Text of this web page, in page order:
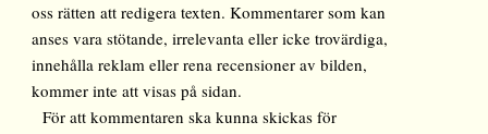
oss rätten att redigera texten. Kommentarer som kan
anses vara stötande, irrelevanta eller icke trovärdiga,
innehålla reklam eller rena recensioner av bilden,
kommer inte att visas på sidan.
För att kommentaren ska kunna skickas för